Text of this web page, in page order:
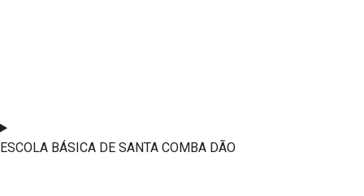
ESCOLA BÁSICA DE SANTA COMBA DÃO